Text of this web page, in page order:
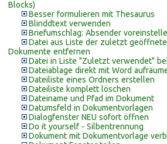
Blocks)
Besser formulieren mit Thesaurus
Blinddtext verwenden
Briefumschlag: Absender
Datei aus Liste der zuletzt
Dokumente entfernen
Datei in Liste "Zuletzt verwendet"
Dateiablage direkt mit Word
Dateiliste eines Ordners erstellen
Dateiliste komplett löschen
Dateiname und Pfad im Dokument
Datumsfeld in Dokumentvorlagen
Dialogfenster NEU sofort öffnen
Do it yourself - Silbentrennung
Dokument mit Dokumentvorlage